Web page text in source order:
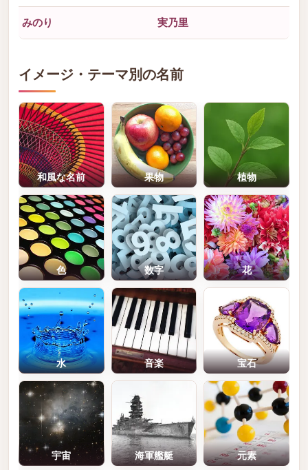
みのり 実乃里
イメージ・テーマ別の名前
和風な名前 果物 植物
色 数字 花
水 音楽 宝石
宇宙 海軍艦艇 元素